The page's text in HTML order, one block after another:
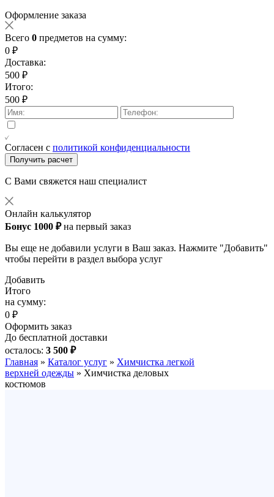
Оформление заказа
Всего 0 предметов на сумму:
0 ₽
Доставка:
500 ₽
Итого:
500 ₽
Согласен с политикой конфиденциальности
Получить расчет
С Вами свяжется наш специалист
Онлайн калькулятор
Бонус 1000 ₽на первый заказ
Вы еще не добавили услуги в Ваш заказ. Нажмите "Добавить"
чтобы перейти в раздел выбора услуг
Добавить
Итого
на сумму:
0 ₽
Оформить заказ
До бесплатной доставки
осталось: 3 500 ₽
Главная » Каталог услуг » Химчистка легкой
верхней одежды » Химчистка деловых
костюмов